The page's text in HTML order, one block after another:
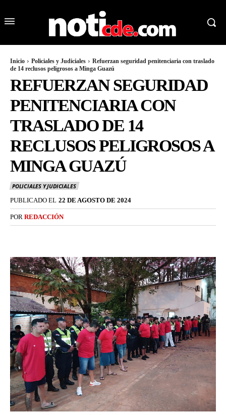
Inicio Policiales y Judiciales
Refuerzan seguridad penitenciaria con traslado
de 14 reclusos peligrosos a Minga Guazú
REFUERZAN SEGURIDAD
PENITENCIARIA CON
TRASLADO DE 14
RECLUSOS PELIGROSOS A
MINGA GUAZÚ
POLICIALES Y JUDICIALES
PUBLICADO EL 22 DE AGOSTO DE 2024
POR REDACCIÓN